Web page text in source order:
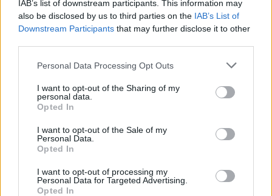
IAB’s list of downstream participants. This information may
also be disclosed by us to third parties on the IAB’s List of
Downstream Participants that may further disclose it to other
Please note that this website/app uses one or more Google
not limited to your visit or usage behaviour. You may click to
grant or deny consent to Google and its third-party tags to
use your data for below specified purposes in below Google
consent section.
Personal Data Processing Opt Outs
I want to opt-out of the Sharing of my
personal data.
Opted In
I want to opt-out of the Sale of my
Personal Data.
Opted In
I want to opt-out of processing my
Personal Data for Targeted Advertising.
Opted In